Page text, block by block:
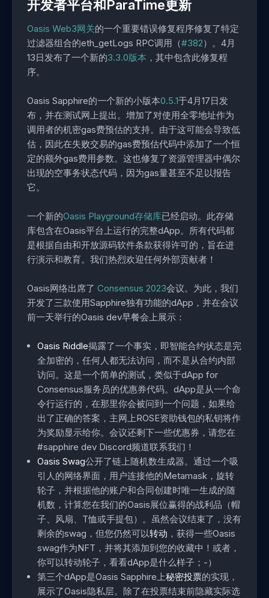
开发者平台和ParaTime更新
Oasis Web3网关的一个重要错误修复程序修复了特定
过滤器组合的eth_getLogs RPC调用（#382）。4月
13日发布了一个新的3.3.0版本 ，其中包含此修复程
序。
Oasis Sapphire的一个新的小版本0.5.1于4月17日发
布，并在测试网上提出。增加了对使用全零地址作为
调用者的机密gas费预估的支持。由于这可能会导致低
估，因此在失败交易的gas费预估代码中添加了一个恒
定的额外gas费用参数。这也修复了资源管理器中偶尔
出现的空事务状态代码，因为gas量甚至不足以报告
它。
一个新的Oasis Playground存储库已经启动。此存储
库包含在Oasis平台上运行的完整dApp。所有代码都
是根据自由和开放源码软件条款获得许可的，旨在进
行演示和教育。我们热烈欢迎任何外部贡献者！
Oasis网络出席了 Consensus 2023会议。为此，我们
开发了三款使用Sapphire独有功能的dApp，并在会议
前一天举行的Oasis dev早餐会上展示：
Oasis Riddle揭露了一个事实，即智能合约状态是完
全加密的，任何人都无法访问，而不是从合约内部
访问。这是一个简单的测试，类似于dApp for
Consensus服务员的优惠券代码。dApp是从一个命
令行运行的，在那里你会被问到一个问题，如果给
出了正确的答案，主网上ROSE资助钱包的私钥将作
为奖励显示给你。会议还剩下一些优惠券，请您在
#sapphire dev Discord频道联系我们！
Oasis Swag公开了链上随机数生成器。通过一个吸
引人的网络界面，用户连接他的Metamask，旋转
轮子，并根据他的账户和合同创建时唯一生成的随
机数，计算您在我们的Oasis展位赢得的战利品（帽
子、风扇、T恤或手提包）。虽然会议结束了，没有
剩余的swag，但您仍然可以转动 ，获得一些Oasis
swag作为NFT，并将其添加到您的收藏中！或者，
你可以转动轮子，看看dApp是什么样子；-）
第三个dApp是Oasis Sapphire上秘密投票的实现，
展示了Oasis隐私层。除了在投票结束前隐藏实际选